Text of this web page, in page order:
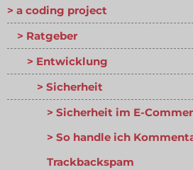
a coding project
Ratgeber
Entwicklung
Sicherheit
Sicherheit im E-
So handle ich
Trackbackspam